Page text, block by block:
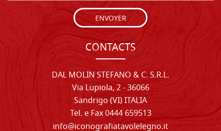
ENVOYER
CONTACTS
DAL MOLIN STEFANO & C. S.R.L.
Via Lupiola, 2 - 36066
Sandrigo (VI) ITALIA
Tel. e Fax 0444 659513
info@iconografiatavolelegno.it